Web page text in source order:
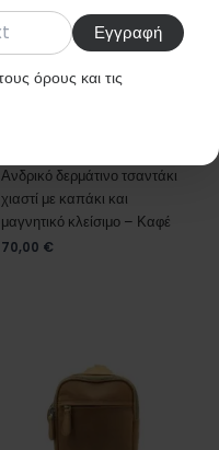
όρους και τις
Ανδρικό δερμάτινο τσαντάκι
χιαστί με καπάκι και
μαγνητικό κλείσιμο – Καφέ
70,00 €